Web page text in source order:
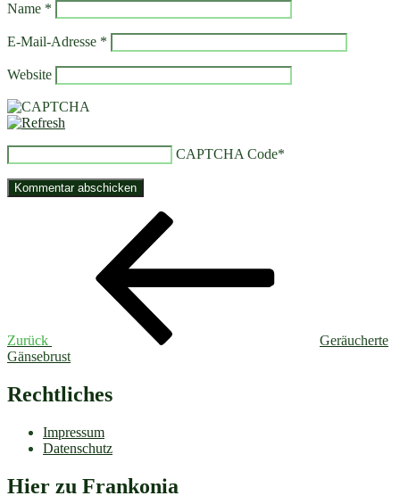
Name *
E-Mail-Adresse *
Website
CAPTCHA Code*
Beitragsnavigation
Zurück
Geräucherte
Gänsebrust
Rechtliches
Impressum
Datenschutz
Hier zu Frankonia